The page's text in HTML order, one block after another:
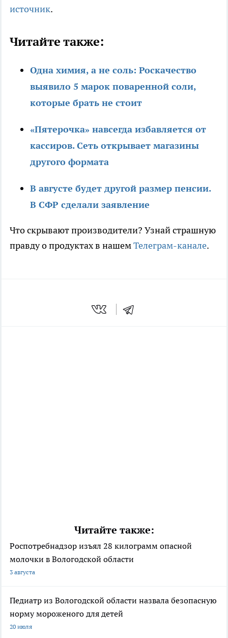
источник.
Читайте также:
Одна химия, а не соль: Роскачество
выявило 5 марок поваренной соли,
которые брать не стоит
«Пятерочка» навсегда избавляется от
кассиров. Сеть открывает магазины
другого формата
В августе будет другой размер пенсии.
В СФР сделали заявление
Что скрывают производители? Узнай страшную
правду о продуктах в нашемТелеграм-канале.
Читайте также:
Роспотребнадзор изъял 28 килограмм опасной
молочки в Вологодской области
3 августа
Педиатр из Вологодской области назвала безопасную
норму мороженого для детей
20 июля